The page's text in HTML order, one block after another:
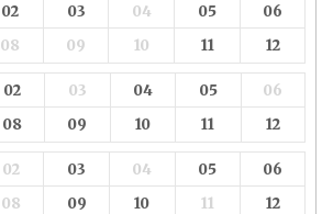
02 03 04 05
06
08 09 10 11 12
02 03 04 05
06
08 09 10 11 12
02 03 04 05
06
08 09 10 11 12